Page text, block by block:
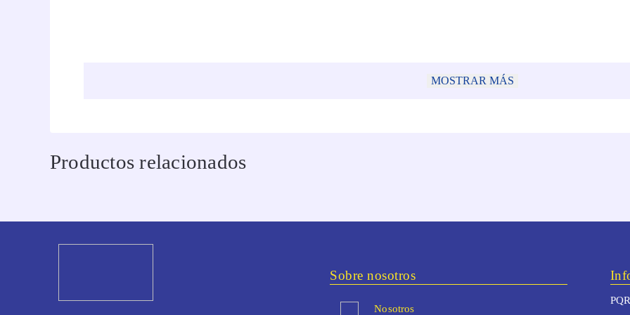
MOSTRAR MÁS
Productos relacionados
Sobre nosotros
Nosotros